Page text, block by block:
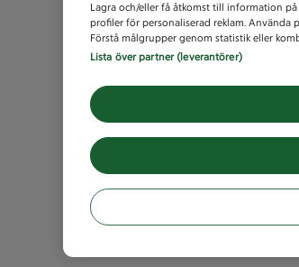
Lagra och/eller få åtkomst till information
profiler för personaliserad reklam. Använda
Förstå målgrupper genom statistik eller
Lista över partner (leverantörer)